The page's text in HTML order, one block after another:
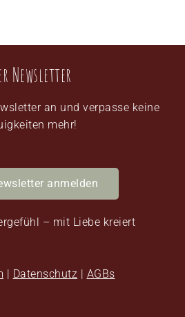
Newsletter
an und verpasse keine
mehr!
anmelden
– mit Liebe kreiert
| Datenschutz | AGBs